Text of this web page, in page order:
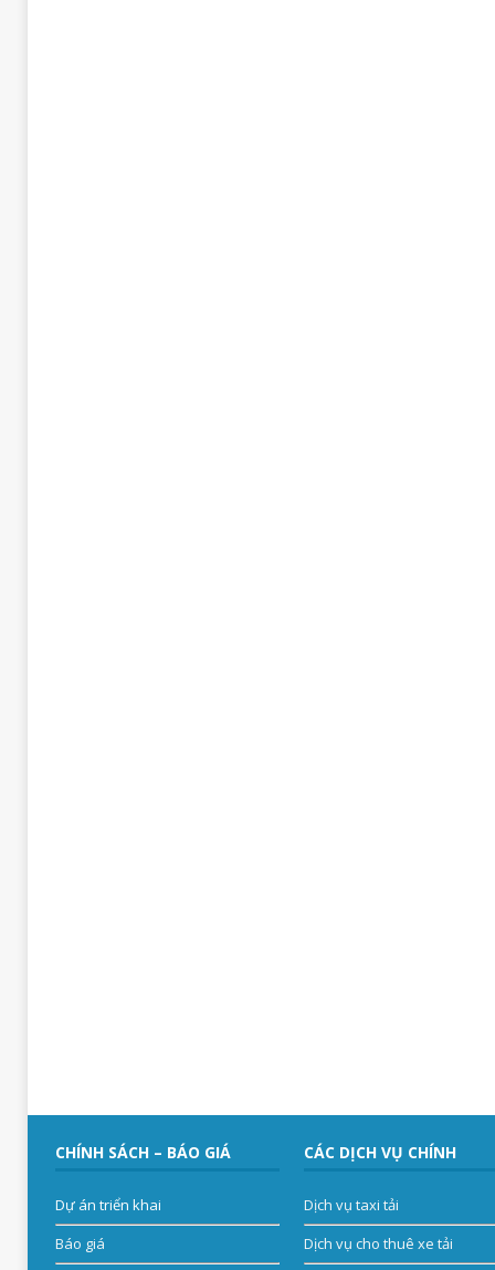
CHÍNH SÁCH – BÁO GIÁ
Dự án triển khai
Báo giá
CÁC DỊCH VỤ CHÍNH
Dịch vụ taxi tải
Dịch vụ cho thuê xe tải